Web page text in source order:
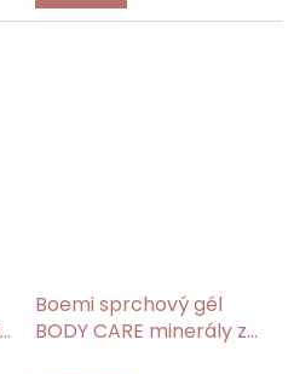
Boemi sprchový gél
BODY CARE minerály z